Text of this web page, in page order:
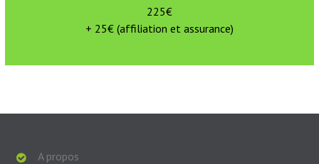
225€
+ 25€ (affiliation et assurance)
A propos